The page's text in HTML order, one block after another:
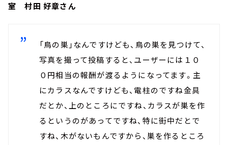
室 村田 好章さん
「鳥の巣」なんですけども、鳥の巣を見つけて、
写真を撮って投稿すると、ユーザーには１０
０円相当の報酬が渡るようになってます。主
にカラスなんですけども、電柱のですね金具
だとか、上のところにですね、カラスが巣を作
るというのがあってですね、特に街中だとで
すね、木がないもんですから、巣を作るところ